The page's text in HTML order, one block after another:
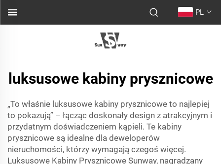
PL
luksusowe kabiny prysznicowe
„To właśnie luksusowe kabiny prysznicowe to najlepiej
to pokazują” – łącząc doskonały design z atrakcyjnym i
przydatnym doświadczeniem kąpieli. Te kabiny
prysznicowe są idealne dla deweloperów
nieruchomości, którzy wymagają czegoś więcej.
Luksusowe Kabiny Prysznicowe Sunway, nagradzany